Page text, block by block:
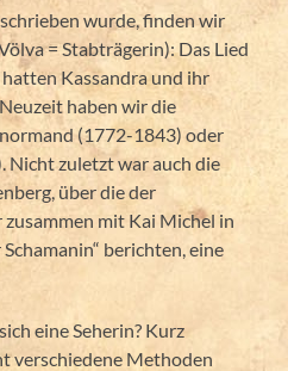
wurde, finden wir
= Stabträgerin): Das Lied
Kassandra und ihr
haben wir die
(1772-1843) oder
Nicht zuletzt war auch die
über die der
mit Kai Michel in
berichten, eine
eine Seherin? Kurz
verschiedene Methoden